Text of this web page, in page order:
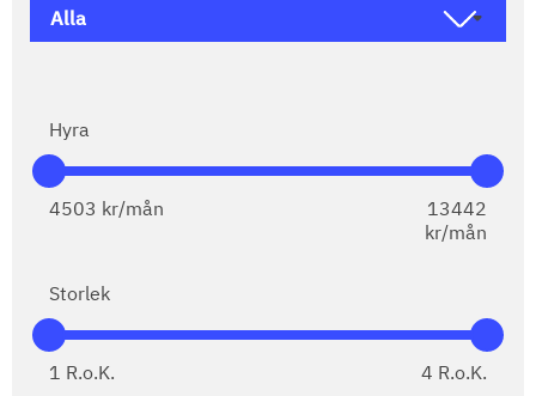
Hyra
4503 kr/mån
13442
kr/mån
Storlek
1 R.o.K. 4 R.o.K.